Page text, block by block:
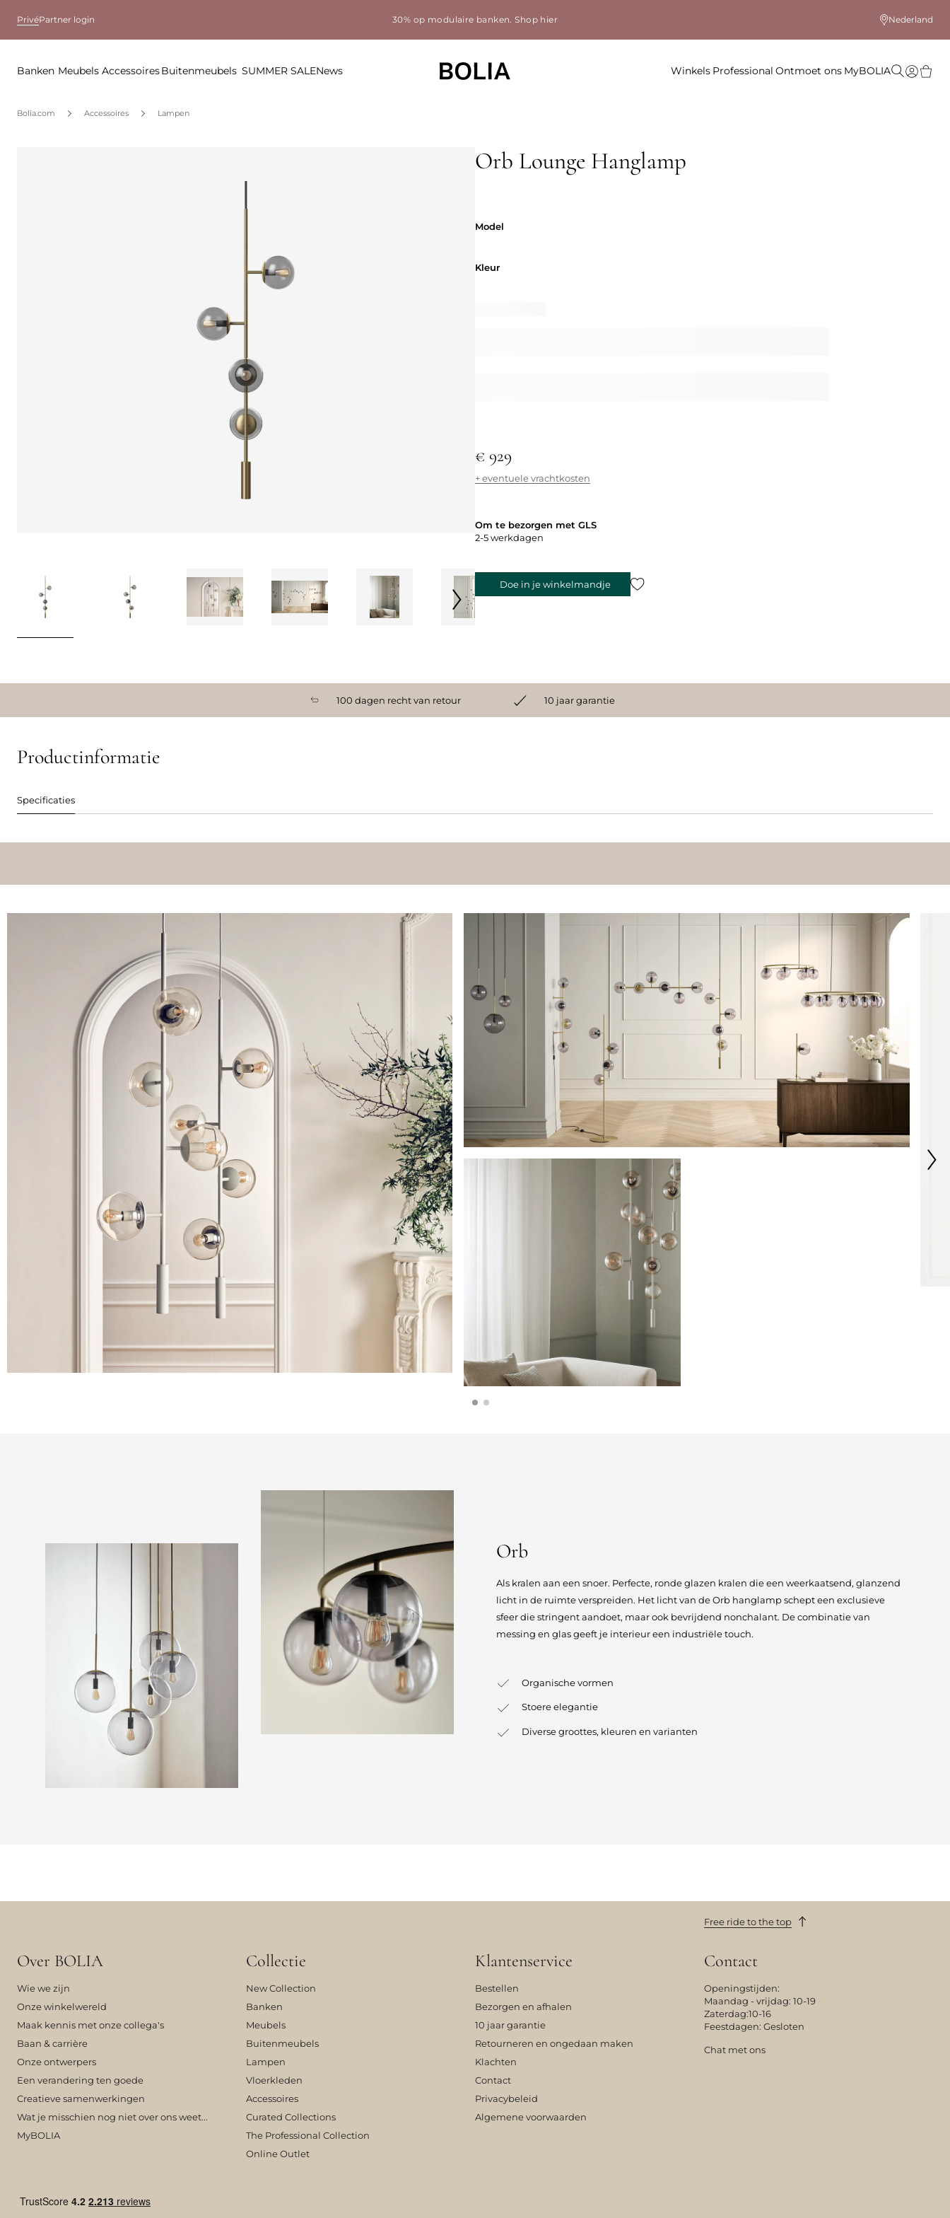
PrivéPartner login 30% op modulaire banken.Shop hier Nederland
Banken Meubels AccessoiresBuitenmeubels SUMMER SALENews Winkels Professional Ontmoet ons MyBOLIA
Bolia.com Accessoires Lampen
Orb Lounge Hanglamp
Model
Kleur
€ 929
+ eventuele vrachtkosten
Om te bezorgen met GLS
2-5 werkdagen
Doe in je winkelmandje
100 dagen recht van retour 10 jaar garantie
Productinformatie
Specificaties
Orb
Als kralen aan een snoer. Perfecte, ronde glazen kralen die een weerkaatsend, glanzend
licht in de ruimte verspreiden. Het licht van de Orb hanglamp schept een exclusieve
sfeer die stringent aandoet, maar ook bevrijdend nonchalant. De combinatie van
messing en glas geeft je interieur een industriële touch.
Organische vormen
Stoere elegantie
Diverse groottes, kleuren en varianten
Free ride to the top
Over BOLIA
Wie we zijn
Onze winkelwereld
Maak kennis met onze collega's
Baan & carrière
Onze ontwerpers
Een verandering ten goede
Creatieve samenwerkingen
Wat je misschien nog niet over ons weet...
MyBOLIA
Collectie
New Collection
Banken
Meubels
Buitenmeubels
Lampen
Vloerkleden
Accessoires
Curated Collections
The Professional Collection
Online Outlet
Klantenservice
Bestellen
Bezorgen en afhalen
10 jaar garantie
Retourneren en ongedaan maken
Klachten
Contact
Privacybeleid
Algemene voorwaarden
Contact
Openingstijden:
Maandag - vrijdag: 10-19
Zaterdag:10-16
Feestdagen: Gesloten
Chat met ons